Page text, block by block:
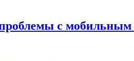
с мобильным